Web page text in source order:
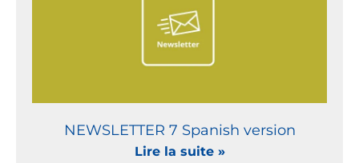
NEWSLETTER 7 Spanish version
Lire la suite »